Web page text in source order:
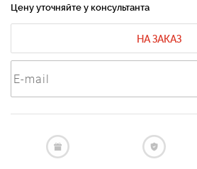
Цену уточняйте у консультанта
НА ЗАКАЗ